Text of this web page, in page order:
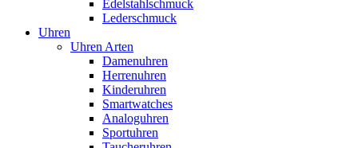
Edelstahlschmuck
Lederschmuck
Uhren
Uhren Arten
Damenuhren
Herrenuhren
Kinderuhren
Smartwatches
Analoguhren
Sportuhren